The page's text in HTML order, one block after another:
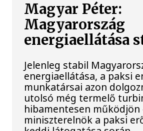
Magyar Péter:
Magyarország
energiaellátása
Jelenleg stabil
energiaellátása, a paksi
munkatársai azon
utolsó még termelő
hibamentesen működjön
miniszterelnök a paksi